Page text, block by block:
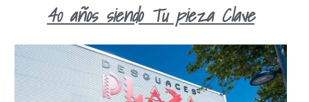
40 años siendo Tu pieza Clave